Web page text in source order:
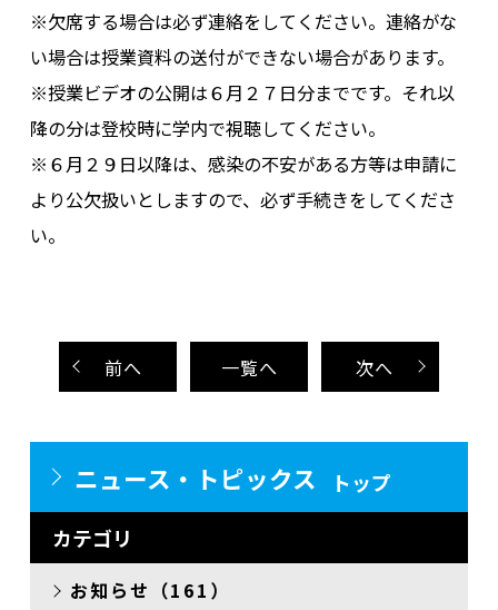
※欠席する場合は必ず連絡をしてください。連絡がな
い場合は授業資料の送付ができない場合があります。
※授業ビデオの公開は６月２７日分までです。それ以
降の分は登校時に学内で視聴してください。
※６月２９日以降は、感染の不安がある方等は申請に
より公欠扱いとしますので、必ず手続きをしてくださ
い。
前へ 一覧へ 次へ
ニュース・トピックス
トップ
カテゴリ
お知らせ（161）